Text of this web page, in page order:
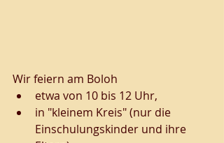
Wir feiern am Boloh
etwa von 10 bis 12 Uhr,
in "kleinem Kreis" (nur die
Einschulungskinder und ihre